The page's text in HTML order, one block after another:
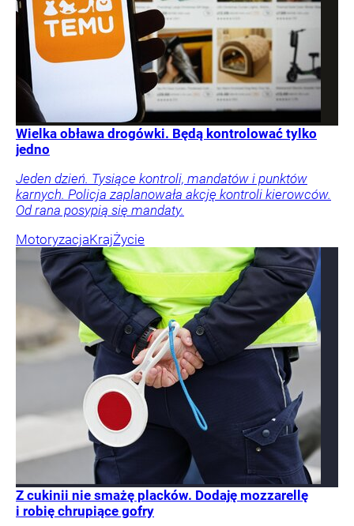
Wielka obława drogówki. Będą kontrolować tylko
jedno
Jeden dzień. Tysiące kontroli, mandatów i punktów
karnych. Policja zaplanowała akcję kontroli kierowców.
Od rana posypią się mandaty.
MotoryzacjaKrajŻycie
Z cukinii nie smażę placków. Dodaję mozzarellę
i robię chrupiące gofry